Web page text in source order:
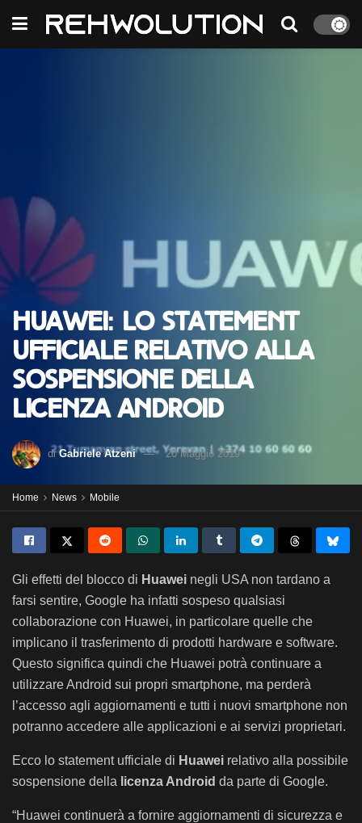
Huawei: lo statement
ufficiale relativo alla
sospensione della
licenza Android
di Gabriele Atzeni 20 Maggio 2019
Home News Mobile
Gli effetti del blocco di Huawei negli USA non tardano a
farsi sentire, Google ha infatti sospeso qualsiasi
collaborazione con Huawei, in particolare quelle che
implicano il trasferimento di prodotti hardware e software.
Questo significa quindi che Huawei potrà continuare a
utilizzare Android sui propri smartphone, ma perderà
l’accesso agli aggiornamenti e tutti i nuovi smartphone non
potranno accedere alle applicazioni e ai servizi proprietari.
Ecco lo statement ufficiale di Huawei relativo alla possibile
sospensione della licenza Android da parte di Google.
“Huawei continuerà a fornire aggiornamenti di sicurezza e